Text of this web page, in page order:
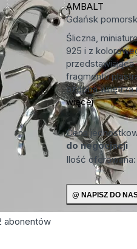
abonentów
AMBALT
Gdańsk
Śliczna,
925 i z
przedstawiająca
fragmentu
ozdoba wnętrza
więcej
Cena
do negocjacji
Ilość oferowana: